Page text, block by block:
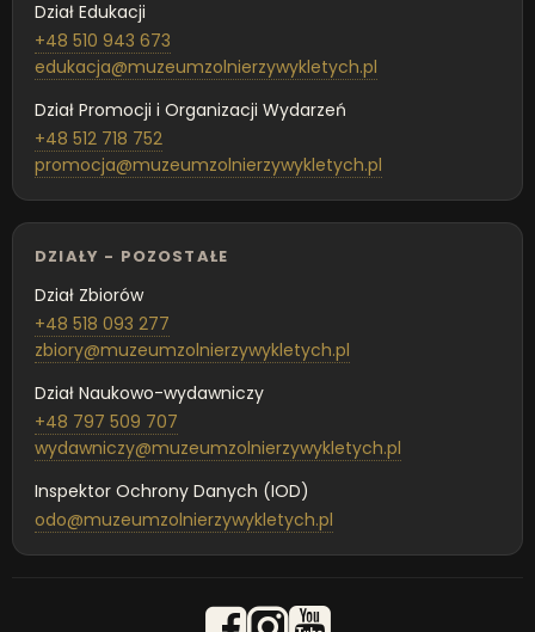
Dział Edukacji
+48 510 943 673
edukacja@muzeumzolnierzywykletych.pl
Dział Promocji i Organizacji Wydarzeń
+48 512 718 752
promocja@muzeumzolnierzywykletych.pl
DZIAŁY - POZOSTAŁE
Dział Zbiorów
+48 518 093 277
zbiory@muzeumzolnierzywykletych.pl
Dział Naukowo-wydawniczy
+48 797 509 707
wydawniczy@muzeumzolnierzywykletych.pl
Inspektor Ochrony Danych (IOD)
odo@muzeumzolnierzywykletych.pl